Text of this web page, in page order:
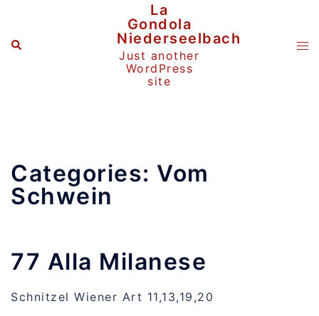
Suche
La
Gondola
Niederseelbach
Just another
WordPress
site
Categories: Vom
Schwein
77 Alla Milanese
Schnitzel Wiener Art 11,13,19,20